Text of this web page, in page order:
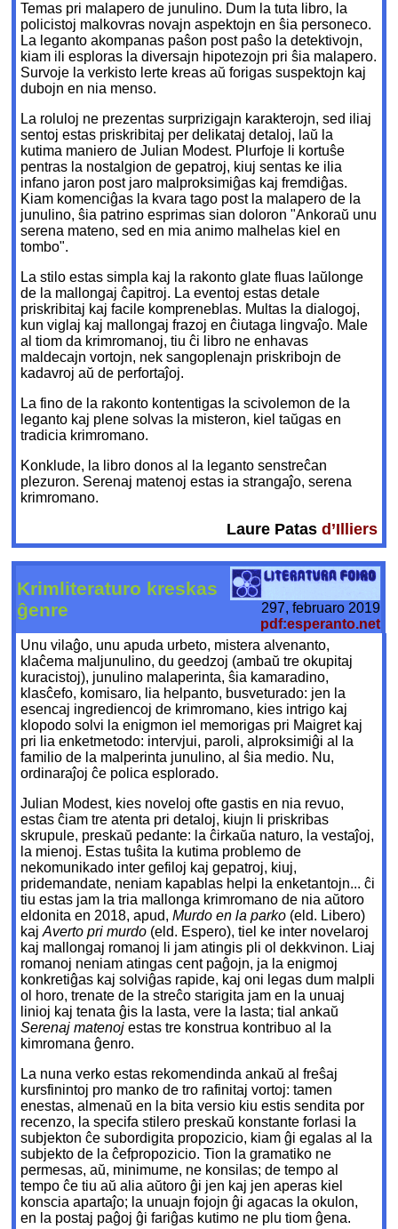
Temas pri malapero de junulino. Dum la tuta libro, la
policistoj malkovras novajn aspektojn en ŝia personeco.
La leganto akompanas paŝon post paŝo la detektivojn,
kiam ili esploras la diversajn hipotezojn pri ŝia malapero.
Survoje la verkisto lerte kreas aŭ forigas suspektojn kaj
dubojn en nia menso.
La roluloj ne prezentas surprizigajn karakterojn, sed iliaj
sentoj estas priskribitaj per delikataj detaloj, laŭ la
kutima maniero de Julian Modest. Plurfoje li kortuŝe
pentras la nostalgion de gepatroj, kiuj sentas ke ilia
infano jaron post jaro malproksimiĝas kaj fremdiĝas.
Kiam komenciĝas la kvara tago post la malapero de la
junulino, ŝia patrino esprimas sian doloron "Ankoraŭ unu
serena mateno, sed en mia animo malhelas kiel en
tombo".
La stilo estas simpla kaj la rakonto glate fluas laŭlonge
de la mallongaj ĉapitroj. La eventoj estas detale
priskribitaj kaj facile kompreneblas. Multas la dialogoj,
kun viglaj kaj mallongaj frazoj en ĉiutaga lingvaĵo. Male
al tiom da krimromanoj, tiu ĉi libro ne enhavas
maldecajn vortojn, nek sangoplenajn priskribojn de
kadavroj aŭ de perfortaĵoj.
La fino de la rakonto kontentigas la scivolemon de la
leganto kaj plene solvas la misteron, kiel taŭgas en
tradicia krimromano.
Konklude, la libro donos al la leganto senstreĉan
plezuron. Serenaj matenoj estas ia strangaĵo, serena
krimromano.
Laure Patas d’Illiers
Krimliteraturo kreskas
ĝenre
297, februaro 2019
pdf:esperanto.net
Unu vilaĝo, unu apuda urbeto, mistera alvenanto,
klaĉema maljunulino, du geedzoj (ambaŭ tre okupitaj
kuracistoj), junulino malaperinta, ŝia kamaradino,
klasĉefo, komisaro, lia helpanto, busveturado: jen la
esencaj ingrediencoj de krimromano, kies intrigo kaj
klopodo solvi la enigmon iel memorigas pri Maigret kaj
pri lia enketmetodo: intervjui, paroli, alproksimiĝi al la
familio de la malperinta junulino, al ŝia medio. Nu,
ordinaraĵoj ĉe polica esplorado.
Julian Modest, kies noveloj ofte gastis en nia revuo,
estas ĉiam tre atenta pri detaloj, kiujn li priskribas
skrupule, preskaŭ pedante: la ĉirkaŭa naturo, la vestaĵoj,
la mienoj. Estas tuŝita la kutima problemo de
nekomunikado inter gefiloj kaj gepatroj, kiuj,
pridemandate, neniam kapablas helpi la enketantojn... ĉi
tiu estas jam la tria mallonga krimromano de nia aŭtoro
eldonita en 2018, apud,Murdo en la parko (eld. Libero)
kajAverto pri murdo (eld. Espero), tiel ke inter novelaroj
kaj mallongaj romanoj li jam atingis pli ol dekkvinon. Liaj
romanoj neniam atingas cent paĝojn, ja la enigmoj
konkretiĝas kaj solviĝas rapide, kaj oni legas dum malpli
ol horo, trenate de la streĉo starigita jam en la unuaj
linioj kaj tenata ĝis la lasta, vere la lasta; tial ankaŭ
Serenaj matenoj estas tre konstrua kontribuo al la
kimromana ĝenro.
La nuna verko estas rekomendinda ankaŭ al freŝaj
kursfinintoj pro manko de tro rafinitaj vortoj: tamen
enestas, almenaŭ en la bita versio kiu estis sendita por
recenzo, la specifa stilero preskaŭ konstante forlasi la
subjekton ĉe subordigita propozicio, kiam ĝi egalas al la
subjekto de la ĉefpropozicio. Tion la gramatiko ne
permesas, aŭ, minimume, ne konsilas; de tempo al
tempo ĉe tiu aŭ alia aŭtoro ĝi jen kaj jen aperas kiel
konscia apartaĵo; la unuajn fojojn ĝi agacas la okulon,
en la postaj paĝoj ĝi fariĝas kutimo ne plu tiom ĝena.